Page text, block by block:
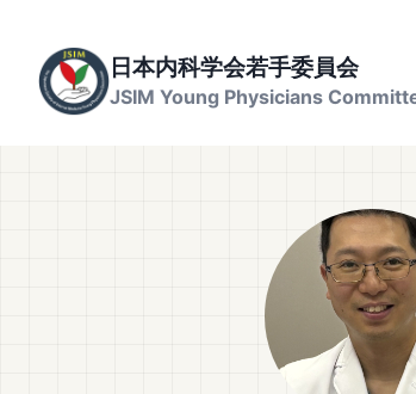
キ
日本内科学会若手委員会
JSIM Young Physicians